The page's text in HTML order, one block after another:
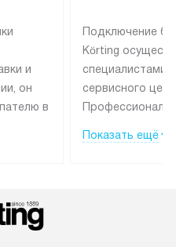
и
он
в
Подключение
Körting
специалистами
сервисного
эксплуатации
Показать ещё